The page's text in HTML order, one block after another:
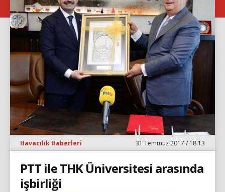
Havacılık Haberleri 31 Temmuz 2017 / 18:13
PTT ile THK Üniversitesi arasında
işbirliği